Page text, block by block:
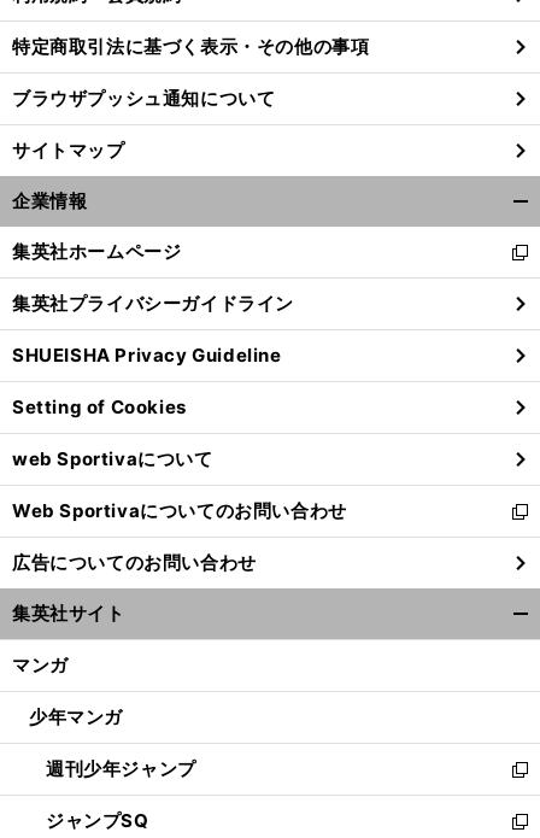
特定商取引法に基づく表示・その他の事項
ブラウザプッシュ通知について
サイトマップ
企業情報
閉
る
集英社ホームページ
新
し
い
ウ
ィ
ン
ド
ウ
で
開
く
集英社プライバシーガイドライン
SHUEISHA Privacy Guideline
Setting of Cookies
web Sportivaについて
Web Sportivaについてのお問い合わせ
新
し
い
ウ
ィ
ン
ウ
開
く
広告についてのお問い合わせ
集英社サイト
マンガ
少年マンガ
週刊少年ジャンプ
新
し
い
ジャンプSQ
新